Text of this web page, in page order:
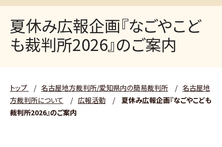
夏休み広報企画『なごやこど
も裁判所2026』のご案内
トップ / 名古屋地方裁判所/愛知県内の簡易裁判所 / 名古屋地
方裁判所について
/ 広報活動 /
夏休み広報企画『なごやこども
裁判所2026』のご案内